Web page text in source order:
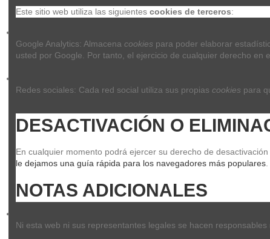
Este sitio web utiliza las siguientes cookies de terceros:
Google Analytics: Almacena cookies para poder elaborar
usted por Google. Por tanto, el ejercicio de cualquier derecho en
Redes sociales: Cada red social utiliza sus propias cookies para
DESACTIVACIÓN O
En cualquier momento podrá ejercer su derecho de
le dejamos una guía rápida para los navegadores más populares
NOTAS ADICIONALES
Ni esta web ni sus representantes legales se hacen